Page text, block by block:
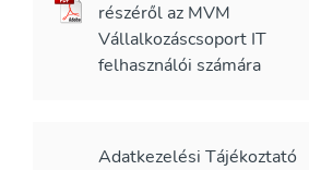
részéről az MVM
Vállalkozáscsoport IT
felhasználói számára
Adatkezelési Tájékoztató